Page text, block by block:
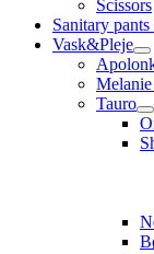
Scissors
Sanitary
Vask&Pleje
Tauro